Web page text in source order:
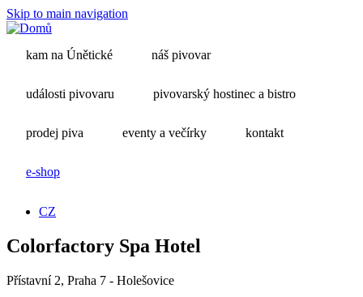
Skip to main navigation
kam na Únětické náš pivovar
události pivovaru pivovarský hostinec a bistro
prodej piva eventy a večírky kontakt
e-shop
CZ
Colorfactory Spa Hotel
Přístavní 2, Praha 7 - Holešovice